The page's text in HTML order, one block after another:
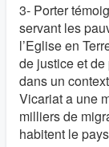
3- Porter
servant les
l’Eglise en
de justice et
dans un
Vicariat a une
milliers de
habitent le